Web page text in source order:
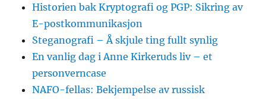
Historien bak Kryptografi og PGP: Sikring av
E-postkommunikasjon
Steganografi – Å skjule ting fullt synlig
En vanlig dag i Anne Kirkeruds liv – et
personverncase
NAFO-fellas: Bekjempelse av russisk